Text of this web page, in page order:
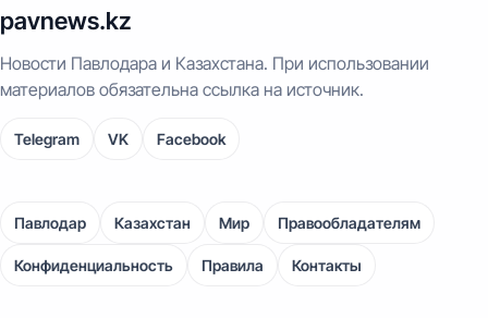
pavnews.kz
Новости Павлодара и Казахстана. При использовании
материалов обязательна ссылка на источник.
Telegram VK Facebook
Павлодар Казахстан Мир Правообладателям
Конфиденциальность Правила Контакты